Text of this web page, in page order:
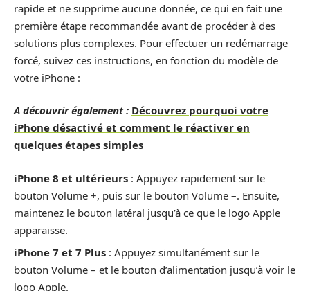
rapide et ne supprime aucune donnée, ce qui en fait une
première étape recommandée avant de procéder à des
solutions plus complexes. Pour effectuer un redémarrage
forcé, suivez ces instructions, en fonction du modèle de
votre iPhone :
A découvrir également : Découvrez pourquoi votre
iPhone désactivé et comment le réactiver en
quelques étapes simples
iPhone 8 et ultérieurs : Appuyez rapidement sur le
bouton Volume +, puis sur le bouton Volume –. Ensuite,
maintenez le bouton latéral jusqu’à ce que le logo Apple
apparaisse.
iPhone 7 et 7 Plus : Appuyez simultanément sur le
bouton Volume – et le bouton d’alimentation jusqu’à voir le
logo Apple.